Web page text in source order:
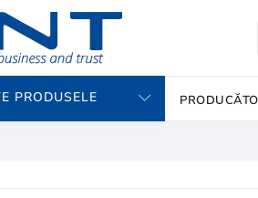
PRODUSELE